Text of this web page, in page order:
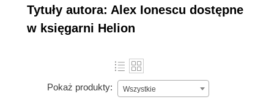
Tytuły autora: Alex Ionescu dostępne
w księgarni Helion
Pokaż produkty: Wszystkie